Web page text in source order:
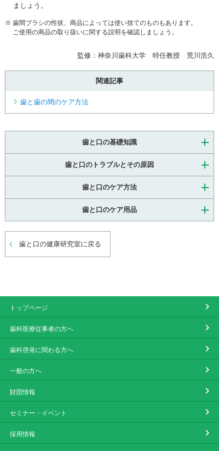
ましょう。
※ 歯間ブラシの性状、商品によっては使い捨てのものもあります。
ご使用の商品の取り扱いに関する説明を確認しましょう。
監修：神奈川歯科大学 特任教授 荒川浩久
関連記事
歯と歯の間のケア方法
歯と口の基礎知識
歯と口のトラブルとその原因
歯と口のケア方法
歯と口のケア用品
歯と口の健康研究室に戻る
トップページ
歯科医療従事者の方へ
歯科啓発に関わる方へ
一般の方へ
財団情報
セミナー・イベント
採用情報